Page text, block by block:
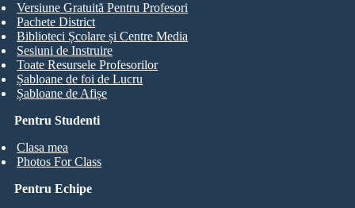
Pentru Studenti
Clasa mea
Photos For Class
Versiune Gratuită Pentru Profesori
Pachete District
Biblioteci Școlare și Centre Media
Sesiuni de Instruire
Toate Resursele Profesorilor
Șabloane de foi de Lucru
Șabloane de Afișe
Pentru Echipe